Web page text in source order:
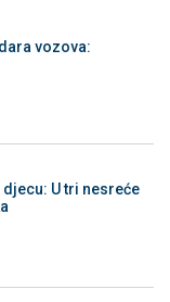
vozova:
U tri nesreće